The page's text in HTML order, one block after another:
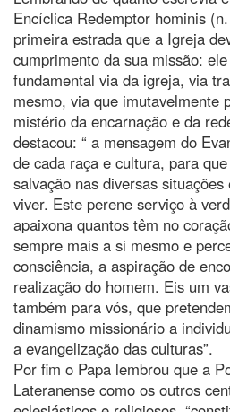
Encíclica Redemptor hominis
primeira estrada que a Igreja
cumprimento da sua missão:
fundamental via da igreja, via
mesmo, via que imutavelmente
mistério da encarnação e da
destacou: “ a mensagem do
de cada raça e cultura, para
salvação nas diversas
viver. Este perene serviço à
apaixona quantos têm no
sempre mais a si mesmo e
consciência, a aspiração de
realização do homem. Eis um
também para vós, que
dinamismo missionário a
a evangelização das culturas”.
Por fim o Papa lembrou que a
Lateranense como os outros